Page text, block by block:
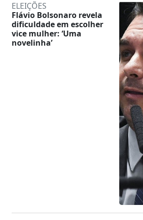
ELEIÇÕES
Flávio Bolsonaro revela
dificuldade em escolher
vice mulher: ‘Uma
novelinha’